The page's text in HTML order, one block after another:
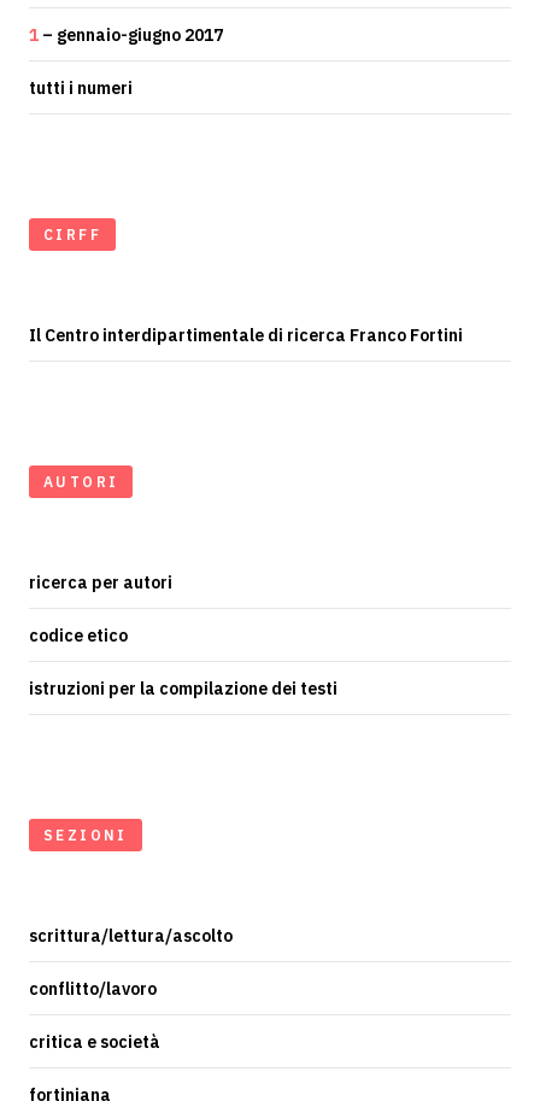
1 – gennaio-giugno 2017
tutti i numeri
CIRFF
Il Centro interdipartimentale di ricerca Franco Fortini
AUTORI
ricerca per autori
codice etico
istruzioni per la compilazione dei testi
SEZIONI
scrittura/lettura/ascolto
conflitto/lavoro
critica e società
fortiniana